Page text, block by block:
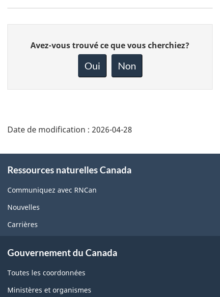
Donnez
votre
page
Avez-vous trouvé ce que vous cherchiez?
Oui Non
Date de modification : 2026-04-28
this
site
Ressources naturelles Canada
Communiquez avec RNCan
Nouvelles
Carrières
Gouvernement du Canada
Toutes les coordonnées
Ministères et organismes